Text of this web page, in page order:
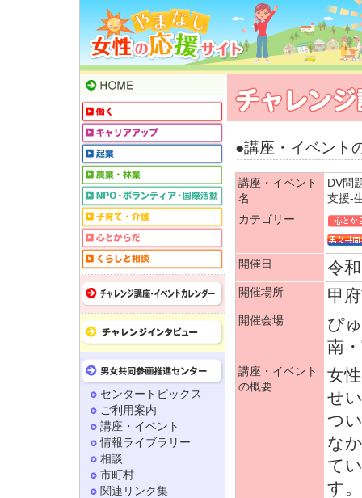
●講座・イベント
講座・イベント
名
DV問
支援-
カテゴリー
開催日 令
開催場所 甲
開催会場
ぴ
南
講座・イベント
の概要
女
せ
つ
な
て
す。
センタートピックス
ご利用案内
講座・イベント
情報ライブラリー
相談
市町村
関連リンク集